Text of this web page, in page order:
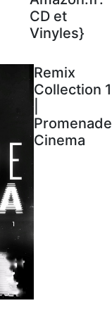
CD et
Vinyles}
Remix
Collection 1
Promenade
Cinema